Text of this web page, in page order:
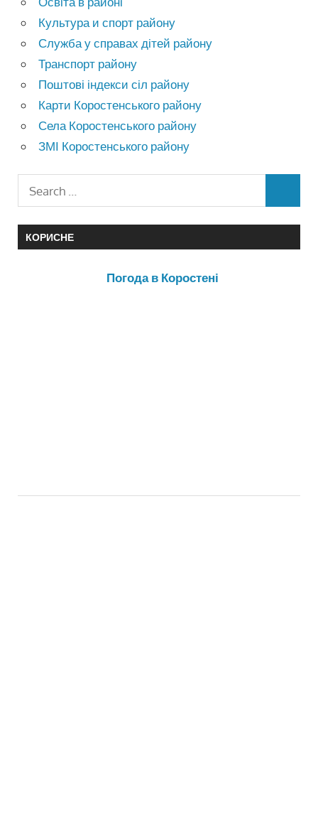
Культура и спорт району
Служба у справах дітей району
Транспорт району
Поштові індекси сіл району
Карти Коростенського району
Села Коростенського району
ЗМІ Коростенського району
КОРИСНЕ
Погода в Коростені